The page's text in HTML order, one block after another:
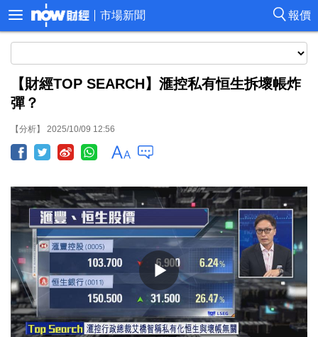
報價
市場新聞
【財經TOP SEARCH】滙控私有恒生拆壞帳炸
彈？
【分析】 2025/10/09 12:56